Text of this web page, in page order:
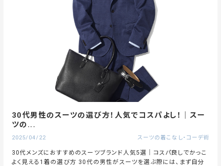
30代男性のスーツの選び方！人気でコスパよし！｜スー
ツの...
2025/04/22 スーツの着こなし・コーデ術
30代メンズにおすすめのスーツブランド人気5選｜コスパ良しでかっこ
よく見える1着の選び方 30代の男性がスーツを選ぶ際には、まず自分